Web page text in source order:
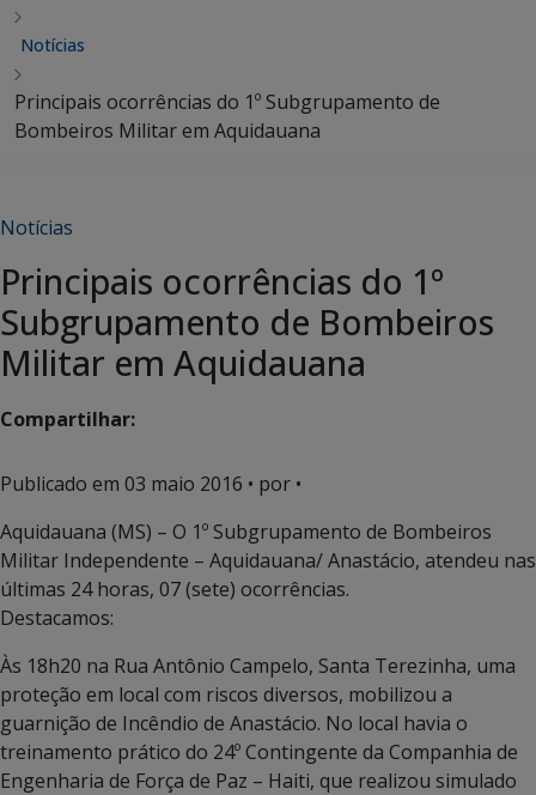
Notícias
Principais ocorrências do 1º Subgrupamento de
Bombeiros Militar em Aquidauana
Notícias
Principais ocorrências do 1º
Subgrupamento de Bombeiros
Militar em Aquidauana
Compartilhar:
Publicado em 03 maio 2016 • por •
Aquidauana (MS) – O 1º Subgrupamento de Bombeiros
Militar Independente – Aquidauana/ Anastácio, atendeu nas
últimas 24 horas, 07 (sete) ocorrências.
Destacamos:
Às 18h20 na Rua Antônio Campelo, Santa Terezinha, uma
proteção em local com riscos diversos, mobilizou a
guarnição de Incêndio de Anastácio. No local havia o
treinamento prático do 24º Contingente da Companhia de
Engenharia de Força de Paz – Haiti, que realizou simulado